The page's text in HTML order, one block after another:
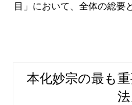
目」において、全体の総要
本化妙宗の最も
法